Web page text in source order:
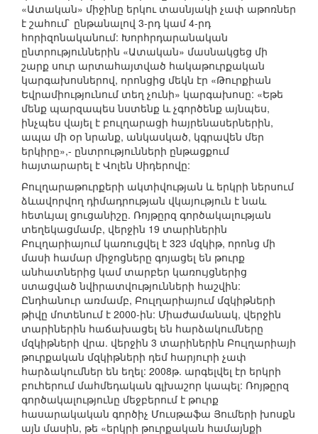
«Ատական» միջինը երկու տասնյակի չափ աթոռներ
է շահում` ընթանալով 3-րդ կամ 4-րդ
հորիզոնականում: Խորհրդարանական
ընտրություններին «Ատական» մասնակցեց մի
շարք սուր արտահայտված հակաթուրքական
կարգախոսներով, որոնցից մեկն էր «Թուրքիան
Եվրամիությունում տեղ չունի» կարգախոսը: «Եթե
մենք պարզապես նստենք և չգործենք այնպես,
ինչպես վայել է բուլղարացի հայրենասերներին,
ապա մի օր նրանք, անկասկած, կգրավեն մեր
երկիրը»,- ընտրությունների ընթացքում
հայտարարել է Վոլեն Սիդերովը:
Բուլղարաթուրքերի ակտիվության և երկրի ներսում
ձևավորվող դիմադրության վկայություն է նաև
հետևյալ ցուցանիշը. Ռոյթըրզ գործակալության
տեղեկացմամբ, վերջին 19 տարիներին
Բուլղարիայում կառուցվել է 323 մզկիթ, որոնց մի
մասի համար միջոցները գոյացել են թուրք
անհատներից կամ տարբեր կառույցներից
ստացված նվիրատվությունների հաշվին:
Ընդհանուր առմամբ, Բուլղարիայում մզկիթների
թիվը մոտենում է 2000-ին: Միաժամանակ, վերջին
տարիներին հաճախացել են հարձակումները
մզկիթների վրա. վերջին 3 տարիներին Բուլղարիայի
թուրքական մզկիթների դեմ հարյուրի չափ
հարձակումներ են եղել: 2008թ. արգելվել էր երկրի
բուհերում մահմեդական գլխաշոր կապել: Ռոյթըրզ
գործակալությունը մեջբերում է թուրք
հասարակական գործիչ Մուսթաֆա Յումերի խոսքն
այն մասին, թե «երկրի թուրքական համայնքի